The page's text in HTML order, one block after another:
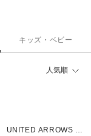
キッズ・ベビー
人気順
UNITED ARROWS O